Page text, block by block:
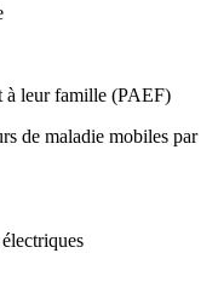
à leur famille (PAEF)
de maladie mobiles par